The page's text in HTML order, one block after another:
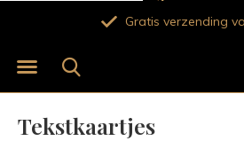
Gratis verzending
Tekstkaartjes